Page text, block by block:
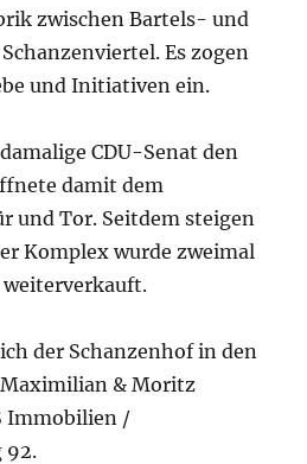
zwischen Bartels- und
Es zogen
und Initiativen ein.
CDU-Senat den
damit dem
und Tor. Seitdem steigen
Komplex wurde zweimal
der Schanzenhof in den
& Moritz
Immobilien /
92.